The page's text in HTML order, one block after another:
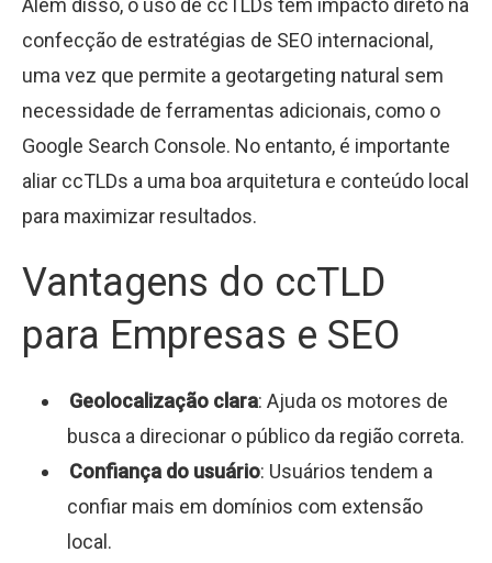
Além disso, o uso de ccTLDs tem impacto direto na
confecção de estratégias de SEO internacional,
uma vez que permite a geotargeting natural sem
necessidade de ferramentas adicionais, como o
Google Search Console. No entanto, é importante
aliar ccTLDs a uma boa arquitetura e conteúdo local
para maximizar resultados.
Vantagens do ccTLD
para Empresas e SEO
Geolocalização clara: Ajuda os motores de
busca a direcionar o público da região correta.
Confiança do usuário: Usuários tendem a
confiar mais em domínios com extensão
local.